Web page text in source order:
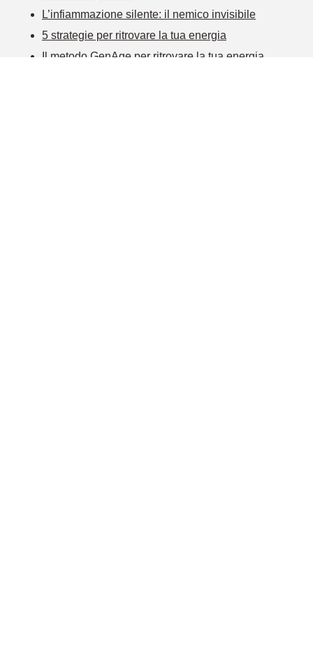
L’infiammazione silente: il nemico invisibile
5 strategie per ritrovare la tua energia
Il metodo GenAge per ritrovare la tua energia